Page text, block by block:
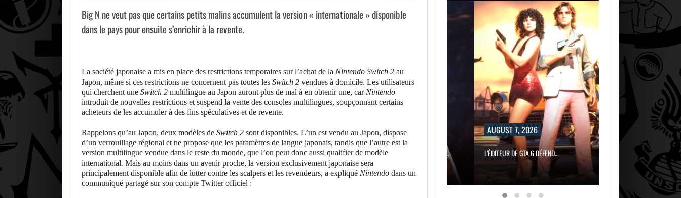
Big N ne veut pas que certains petits malins accumulent la version « internationale » disponible
dans le pays pour ensuite s’enrichir à la revente.
La société japonaise a mis en place des restrictions temporaires sur l’achat de la Nintendo Switch 2 au
Japon, même si ces restrictions ne concernent pas toutes les Switch 2 vendues à domicile. Les utilisateurs
qui cherchent une Switch 2 multilingue au Japon auront plus de mal à en obtenir une, car Nintendo
introduit de nouvelles restrictions et suspend la vente des consoles multilingues, soupçonnant certains
acheteurs de les accumuler à des fins spéculatives et de revente.
Rappelons qu’au Japon, deux modèles de Switch 2 sont disponibles. L’un est vendu au Japon, dispose
d’un verrouillage régional et ne propose que les paramètres de langue japonais, tandis que l’autre est la
version multilingue vendue dans le reste du monde, que l’on peut donc aussi qualifier de modèle
international. Mais au moins dans un avenir proche, la version exclusivement japonaise sera
principalement disponible afin de lutter contre les scalpers et les revendeurs, a expliqué Nintendo dans un
communiqué partagé sur son compte Twitter officiel :
AUGUST 7, 2026
DWAYNE JOHNSON RÉPOND AUX CRITIQUES…
AUGUST 7, 2026
L’ÉDITEUR DE GTA 6 DÉFEND…
2026
MARVEL TOKON SE
FAIT ÉTRILLER…
WONKA 2
REPOUSSÉ
INDÉFINIMENT :…